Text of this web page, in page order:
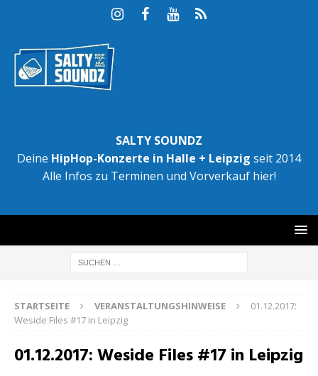
SALTY SOUNDZ
Deine HipHop-Konzerte in Halle + Leipzig seit 2014
Alle Infos zu Terminen und Vorverkauf hier!
STARTSEITE VERANSTALTUNGSHINWEISE
01.12.2017:
Weside Files #17 in Leipzig
01.12.2017: Weside Files #17 in Leipzig